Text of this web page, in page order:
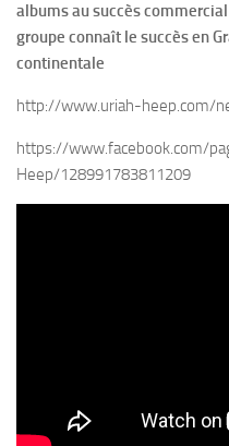
albums au succès
groupe connaît le succès en
continentale
http://www.uriah-heep.com/
https://www.facebook.com/
Heep/128991783811209